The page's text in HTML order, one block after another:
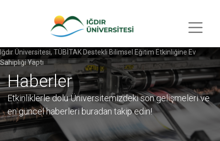
Iğdır Üniversitesi, TÜBİTAK Destekli Bilimsel Eğitim Etkinliğine Ev
Sahipliği Yaptı
Haberler
Etkinliklerle dolu Üniversitemizdeki son gelişmeleri ve
en güncel haberleri buradan takip edin!